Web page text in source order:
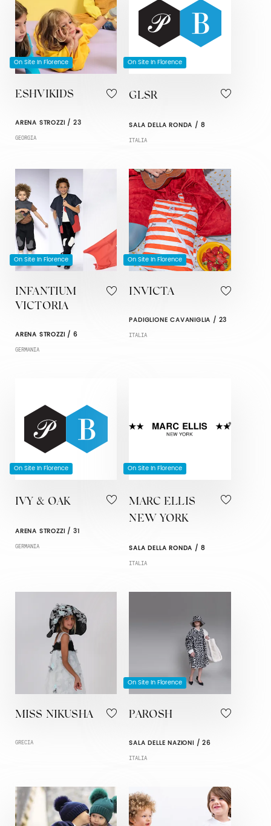
On Site In Florence
ESHVIKIDS
ARENA STROZZI / 23
GEORGIA
On Site In Florence
GLSR
SALA DELLA RONDA / 8
ITALIA
On Site In Florence
INFANTIUM
VICTORIA
ARENA STROZZI / 6
GERMANIA
On Site In Florence
INVICTA
PADIGLIONE CAVANIGLIA / 23
ITALIA
On Site In Florence
IVY & OAK
ARENA STROZZI / 31
GERMANIA
On Site In Florence
MARC ELLIS
NEW YORK
SALA DELLA RONDA / 8
ITALIA
MISS NIKUSHA
GRECIA
On Site In Florence
PAROSH
SALA DELLE NAZIONI / 26
ITALIA